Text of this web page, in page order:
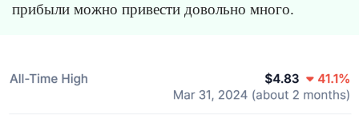
прибыли можно привести довольно много.